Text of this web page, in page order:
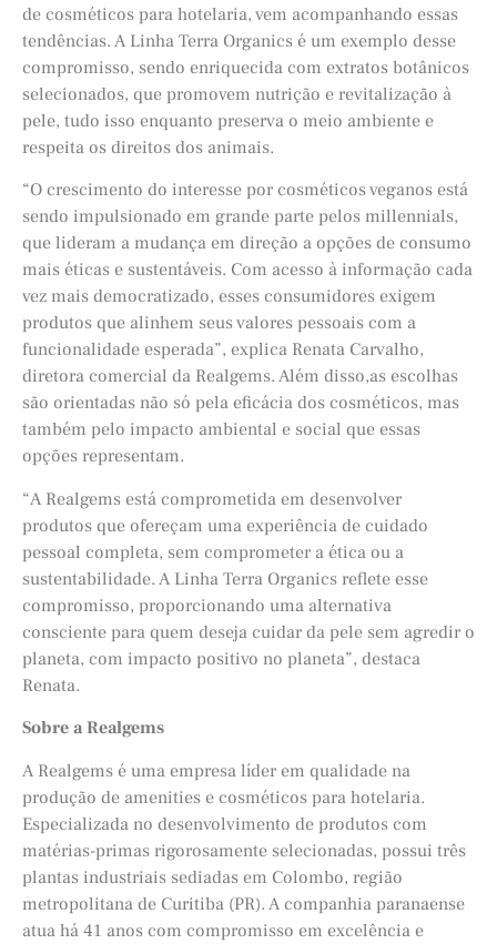
de cosméticos para hotelaria, vem acompanhando essas
tendências. A Linha Terra Organics é um exemplo desse
compromisso, sendo enriquecida com extratos botânicos
selecionados, que promovem nutrição e revitalização à
pele, tudo isso enquanto preserva o meio ambiente e
respeita os direitos dos animais.
“O crescimento do interesse por cosméticos veganos está
sendo impulsionado em grande parte pelos millennials,
que lideram a mudança em direção a opções de consumo
mais éticas e sustentáveis. Com acesso à informação cada
vez mais democratizado, esses consumidores exigem
produtos que alinhem seus valores pessoais com a
funcionalidade esperada”, explica Renata Carvalho,
diretora comercial da Realgems. Além disso,as escolhas
são orientadas não só pela eficácia dos cosméticos, mas
também pelo impacto ambiental e social que essas
opções representam.
“A Realgems está comprometida em desenvolver
produtos que ofereçam uma experiência de cuidado
pessoal completa, sem comprometer a ética ou a
sustentabilidade. A Linha Terra Organics reflete esse
compromisso, proporcionando uma alternativa
consciente para quem deseja cuidar da pele sem agredir o
planeta, com impacto positivo no planeta”, destaca
Renata.
Sobre a Realgems
A Realgems é uma empresa líder em qualidade na
produção de amenities e cosméticos para hotelaria.
Especializada no desenvolvimento de produtos com
matérias-primas rigorosamente selecionadas, possui três
plantas industriais sediadas em Colombo, região
metropolitana de Curitiba (PR). A companhia paranaense
atua há 41 anos com compromisso em excelência e